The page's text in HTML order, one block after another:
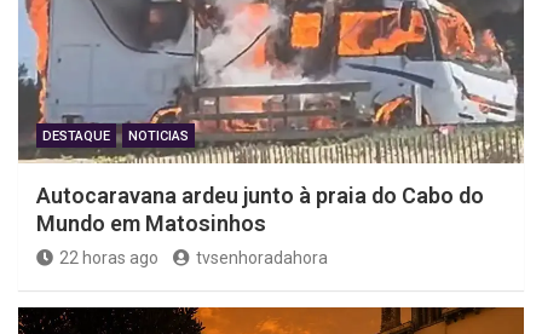
DESTAQUE NOTICIAS
Autocaravana ardeu junto à praia do Cabo do
Mundo em Matosinhos
22 horas ago tvsenhoradahora